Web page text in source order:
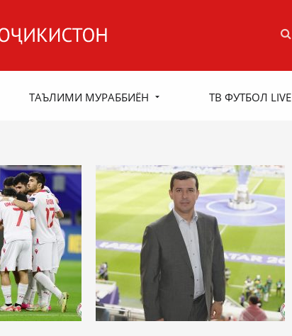
ТАЪЛИМИ МУРАББИЁН ТВ ФУТБОЛ LIVE